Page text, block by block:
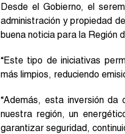
Desde el Gobierno, el
administración y propiedad
buena noticia para la Región
“Este tipo de iniciativas
más limpios, reduciendo
“Además, esta inversión
nuestra región, un
garantizar seguridad,